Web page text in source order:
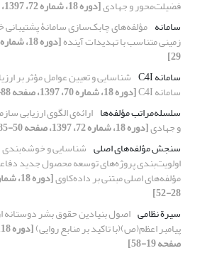
فضیلت‌محور و جهادی[دوره 18، شماره 72، 1397، صفحه 50-85]
سامانه مؤلفه‌های چابک‌سازی سامانۀ
زمینی متناسب با تهدیدات آینده
29]
سامانه C4I
شناسایی و تعیین عوامل مؤثر بر
سامانه C4I
[دوره 18، شماره 70، 1397، صفحه 88-116]
سلسله‌مراتب مؤلفه‌ها ارائه‌ی الگوی ارزیابی
و جهادی[دوره 18، شماره 72، 1397، صفحه 50-85]
سنجش مؤلفه‌های اصلی شناسایی و
اولویت‌بندی پروژه‌های توسعه محصول جدید
مؤلفه‌های اصلی مبتنی بر داده‌کاوی
28-52]
سیرة نظامی اصول بنیادین حقوق بشر دوستانه
پیامبر اعظم(ص)(با تاکید بر منابع روایی)
صفحه 19-58]